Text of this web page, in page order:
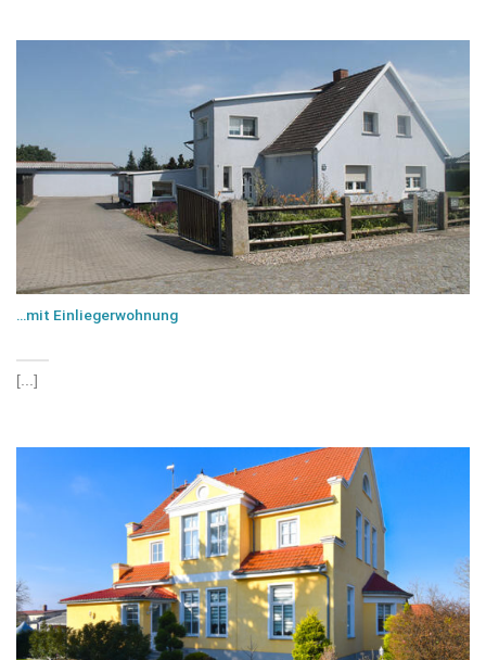
…mit Einliegerwohnung
[...]